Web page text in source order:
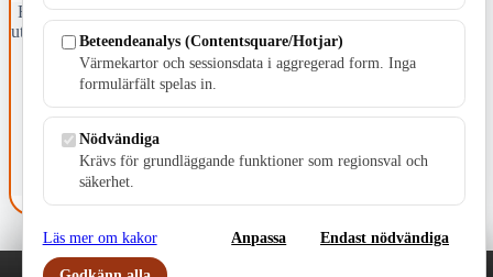
Fristående webbtidningsföretag grundat 1991 som sedan 2002 ger
ut tidningen Skillingaryd.nu och 2010 lanserades Värnamo.nu. Från
april 2026 omfattar Skillingaryd.nu tre kommuner: Gnosjö,
Värnamo och Vaggeryds kommun.
Kontakta oss
Postadress: Gisslaköp 1, 568 92 Skillingaryd
Beteendeanalys (Contentsquare/Hotjar)
Värmekartor och sessionsdata i aggregerad form. Inga
formulärfält spelas in.
Nödvändiga
Krävs för grundläggande funktioner som regionsval och
säkerhet.
Läs mer om kakor Anpassa Endast nödvändiga